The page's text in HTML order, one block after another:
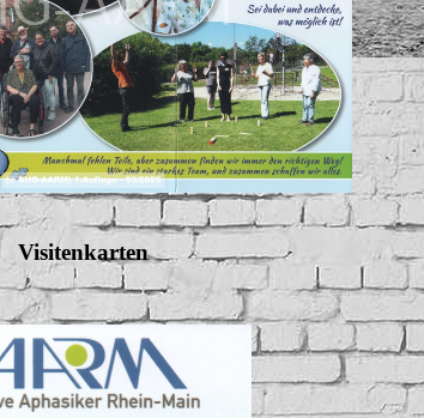
Visitenkarten